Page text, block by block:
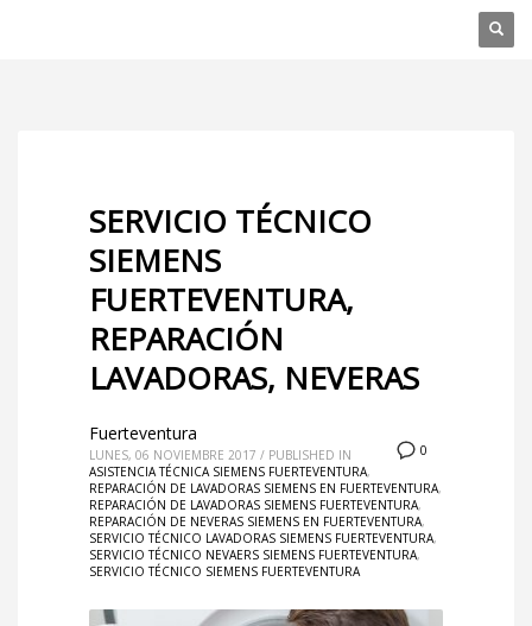
SERVICIO TÉCNICO
SIEMENS
FUERTEVENTURA,
REPARACIÓN
LAVADORAS, NEVERAS
0
Fuerteventura
LUNES, 06 NOVIEMBRE 2017 / PUBLISHED IN
ASISTENCIA TÉCNICA SIEMENS FUERTEVENTURA,
REPARACIÓN DE LAVADORAS SIEMENS EN FUERTEVENTURA,
REPARACIÓN DE LAVADORAS SIEMENS FUERTEVENTURA,
REPARACIÓN DE NEVERAS SIEMENS EN FUERTEVENTURA,
SERVICIO TÉCNICO LAVADORAS SIEMENS FUERTEVENTURA,
SERVICIO TÉCNICO NEVAERS SIEMENS FUERTEVENTURA,
SERVICIO TÉCNICO SIEMENS FUERTEVENTURA